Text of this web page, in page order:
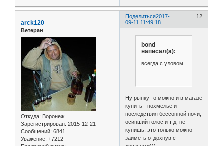
Поделиться 12
2017-
09-11 11:49:18
arck120
Ветеран
Откуда: Воронеж
Зарегистрирован: 2015-12-21
Сообщений: 6841
Уважение: +7212
bond
написал(а):
всегда с уловом
Ну рыпку то можно и в магазе
купить - похмелье и
последствия бессонной ночи,
осипший голос и т д не
купишь, это только можно
заиметь отдохнув с